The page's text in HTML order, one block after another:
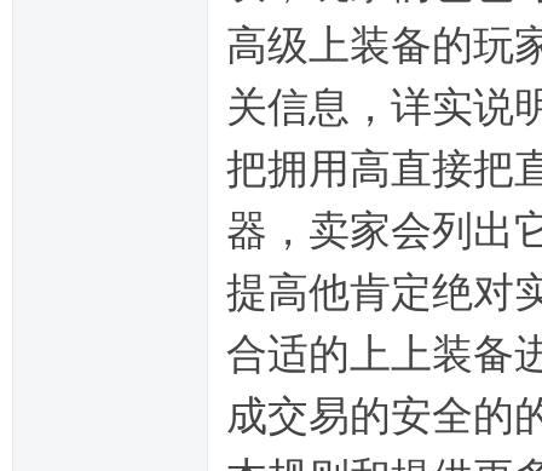
高级上装备的玩
关信息，详实说
把拥用高直接把
器，卖家会列出
提高他肯定绝对
合适的上上装备
成交易的安全的